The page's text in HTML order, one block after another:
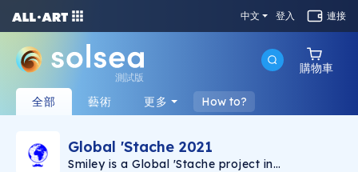
中文 登入 連接
測試版
購物車
全部 藝術 更多 How to?
Global 'Stache 2021
Smiley is a Global 'Stache project in